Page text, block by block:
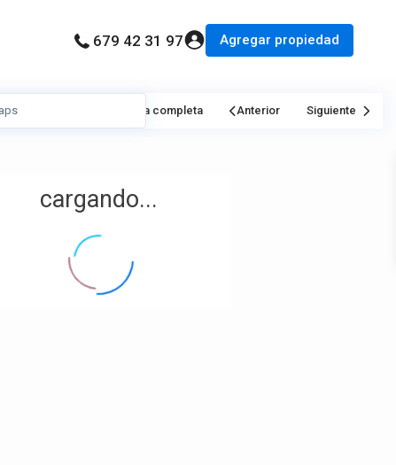
679 42 31 97 Agregar propiedad
cargando...
Mi Ubicación Pantalla completa Anterior Siguiente